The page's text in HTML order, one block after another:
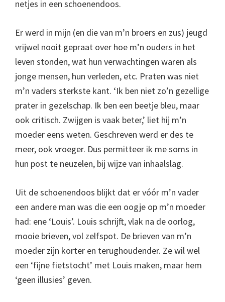
netjes in een schoenendoos.
Er werd in mijn (en die van m’n broers en zus) jeugd
vrijwel nooit gepraat over hoe m’n ouders in het
leven stonden, wat hun verwachtingen waren als
jonge mensen, hun verleden, etc. Praten was niet
m’n vaders sterkste kant. ‘Ik ben niet zo’n gezellige
prater in gezelschap. Ik ben een beetje bleu, maar
ook critisch. Zwijgen is vaak beter,’ liet hij m’n
moeder eens weten. Geschreven werd er des te
meer, ook vroeger. Dus permitteer ik me soms in
hun post te neuzelen, bij wijze van inhaalslag.
Uit de schoenendoos blijkt dat er vóór m’n vader
een andere man was die een oogje op m’n moeder
had: ene ‘Louis’. Louis schrijft, vlak na de oorlog,
mooie brieven, vol zelfspot. De brieven van m’n
moeder zijn korter en terughoudender. Ze wil wel
een ‘fijne fietstocht’ met Louis maken, maar hem
‘geen illusies’ geven.